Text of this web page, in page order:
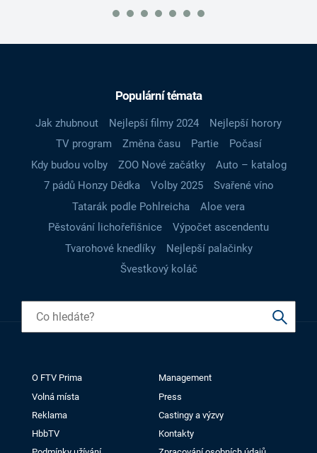
Populární témata
Jak zhubnout Nejlepší filmy 2024
Nejlepší horory
TV program
Změna času Partie
Počasí
Kdy budou volby
ZOO Nové začátky
Auto – katalog
7 pádů Honzy Dědka
Volby 2025
Svařené víno
Tatarák podle Pohlreicha
Aloe vera
Pěstování lichořeřišnice
Výpočet ascendentu
Tvarohové knedlíky
Nejlepší palačinky
Švestkový koláč
O FTV Prima
Management
Volná místa
Press
Reklama
Castingy a výzvy
HbbTV
Kontakty